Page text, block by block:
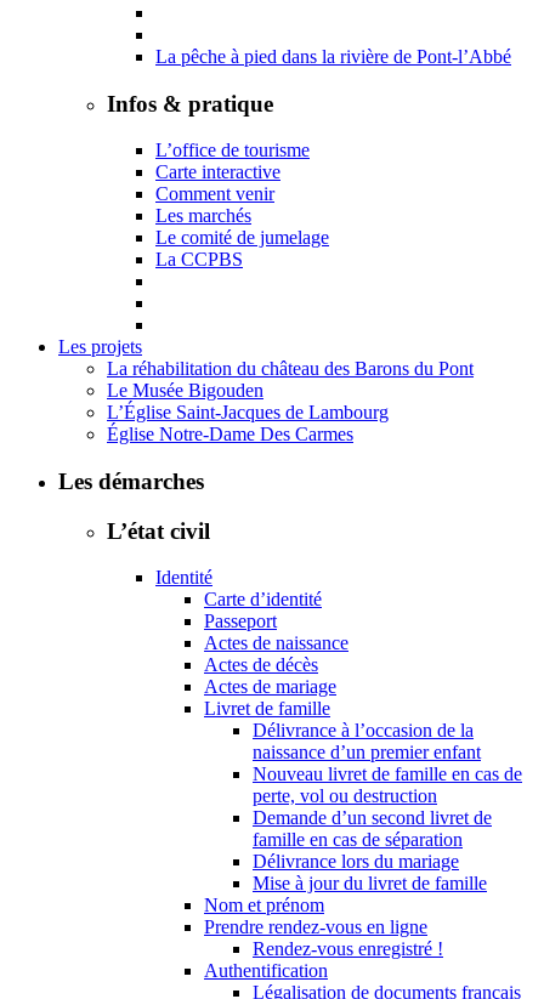
La pêche à pied dans la rivière de Pont-l’Abbé
Infos & pratique
L’office de tourisme
Carte interactive
Comment venir
Les marchés
Le comité de jumelage
La CCPBS
Les projets
La réhabilitation du château des Barons du Pont
Le Musée Bigouden
L’Église Saint-Jacques de Lambourg
Église Notre-Dame Des Carmes
Les démarches
L’état civil
Identité
Carte d’identité
Passeport
Actes de naissance
Actes de décès
Actes de mariage
Livret de famille
Délivrance à l’occasion de la
naissance d’un premier enfant
Nouveau livret de famille en cas de
perte, vol ou destruction
Demande d’un second livret de
famille en cas de séparation
Délivrance lors du mariage
Mise à jour du livret de famille
Nom et prénom
Prendre rendez-vous en ligne
Rendez-vous enregistré !
Authentification
Légalisation de documents français